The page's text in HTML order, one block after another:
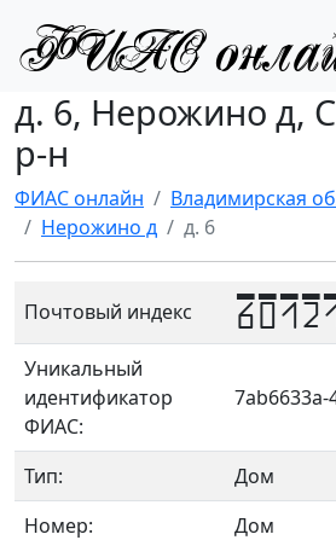
д. 6, Нерожино д,
р-н
ФИАС онлайн Владимирская
Нерожино д
д. 6
Почтовый индекс
Уникальный
идентификатор
ФИАС:
Тип:
Дом
Номер:
Дом